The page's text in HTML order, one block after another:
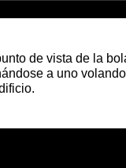
de vista de la
a uno
.